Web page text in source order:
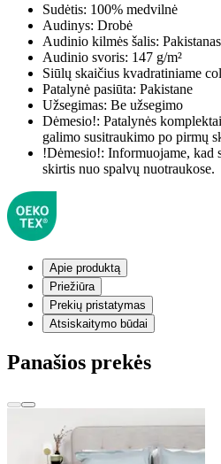
Sudėtis: 100% medvilnė
Audinys: Drobė
Audinio kilmės šalis: Pakistanas
Audinio svoris: 147 g/m²
Siūlų skaičius kvadratiniame
Patalynė pasiūta: Pakistane
Užsegimas: Be užsegimo
Dėmesio!: Patalynės
galimo susitraukimo po pirmų
!Dėmesio!: Informuojame, kad
skirtis nuo spalvų nuotraukose.
Apie produktą
Priežiūra
Prekių pristatymas
Atsiskaitymo būdai
Panašios prekės